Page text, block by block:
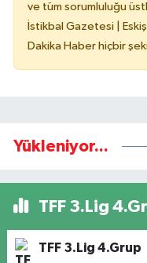
ve tüm sorumluluğu
İstikbal Gazetesi |
Dakika Haber hiçbir
Yükleniyor...
TFF 3.Lig
TFF 3.Lig 4.Grup